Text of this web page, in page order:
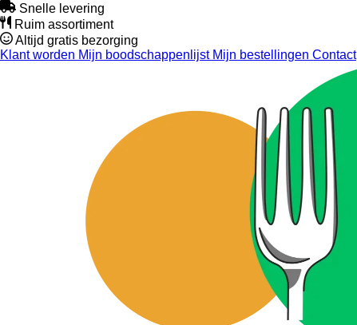
Snelle levering
Ruim assortiment
Altijd gratis bezorging
Klant worden Mijn boodschappenlijstMijn bestellingen Contact